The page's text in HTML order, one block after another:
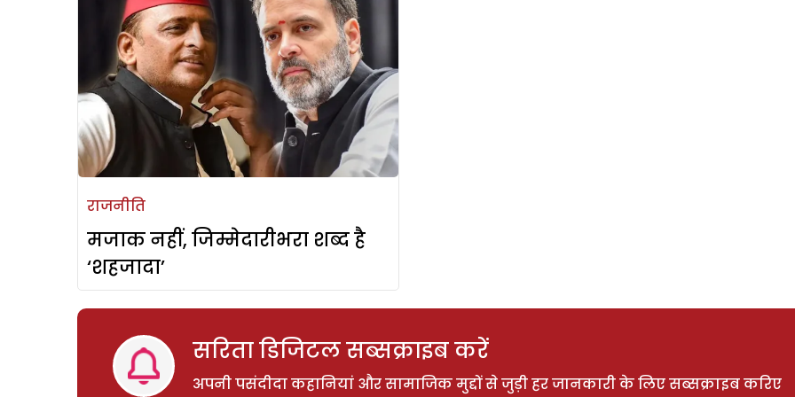
राजनीति
मजाक नहीं, जिम्मेदारीभरा शब्द है
‘शहजादा’
सरिता डिजिटल सब्सक्राइब करें
अपनी पसंदीदा कहानियां और सामाजिक मुद्दों से जुड़ी हर जानकारी के लिए सब्सक्राइब करिए